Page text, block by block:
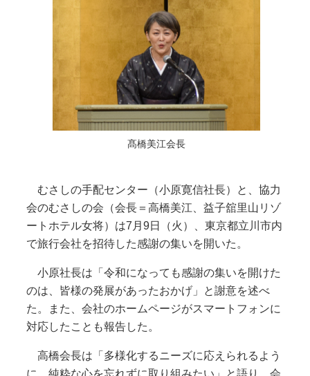
髙橋美江会長
むさしの手配センター（小原寛信社長）と、協力
会のむさしの会（会長＝高橋美江、益子舘里山リゾ
ートホテル女将）は7月9日（火）、東京都立川市内
で旅行会社を招待した感謝の集いを開いた。
小原社長は「令和になっても感謝の集いを開けた
のは、皆様の発展があったおかげ」と謝意を述べ
た。また、会社のホームページがスマートフォンに
対応したことも報告した。
高橋会長は「多様化するニーズに応えられるよう
に、純粋な心を忘れずに取り組みたい」と語り、会